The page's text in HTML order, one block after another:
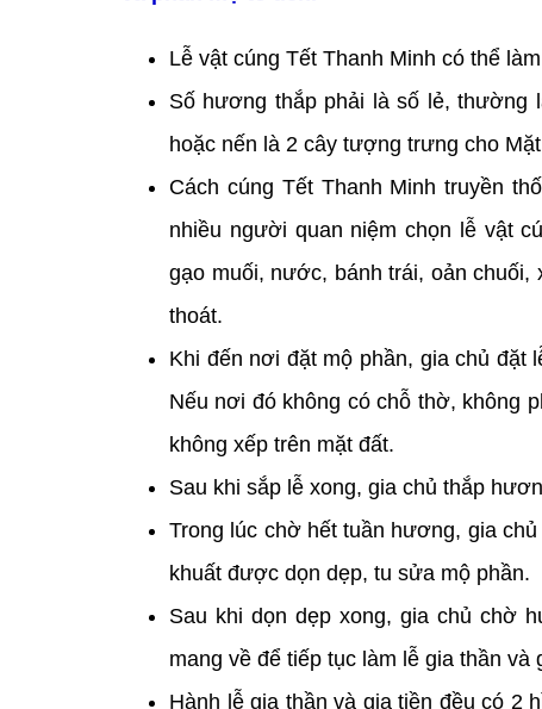
Lễ vật cúng Tết Thanh Minh có thể
Số hương thắp phải là số lẻ, thường
hoặc nến là 2 cây tượng trưng cho
Cách cúng Tết Thanh Minh truyền
nhiều người quan niệm chọn lễ vật
gạo muối, nước, bánh trái, oản
thoát.
Khi đến nơi đặt mộ phần, gia chủ đặt
Nếu nơi đó không có chỗ thờ, không
không xếp trên mặt đất.
Sau khi sắp lễ xong, gia chủ thắp
Trong lúc chờ hết tuần hương, gia
khuất được dọn dẹp, tu sửa mộ phần.
Sau khi dọn dẹp xong, gia chủ chờ
mang về để tiếp tục làm lễ gia thần và
Hành lễ gia thần và gia tiền đều có 2